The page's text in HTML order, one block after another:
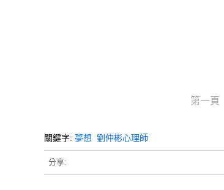
第一頁
關鍵字: 夢想 劉仲彬心理師
分享: